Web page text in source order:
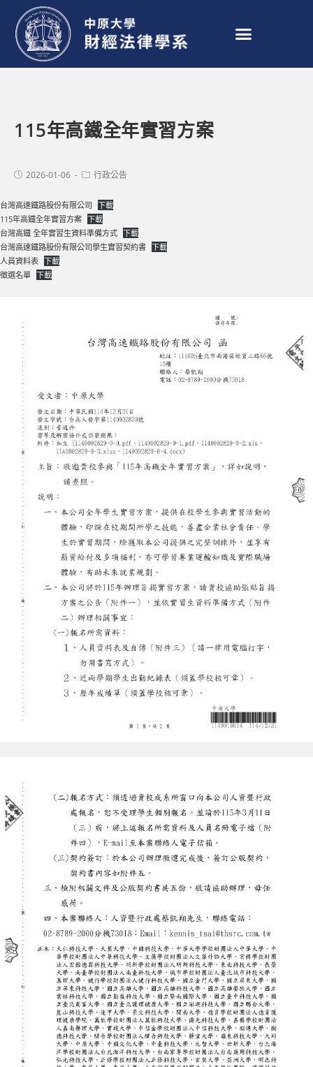
115年高鐵全年實習方案
2026-01-06 行政公告
台灣高速鐵路股份有限公司
下載
115年高鐵全年實習方案 下載
台灣高鐵 全年實習生資料準備方式 下載
台灣高速鐵路股份有限公司學生實習契約書 下載
人員資料表 下載
徵選名單 下載